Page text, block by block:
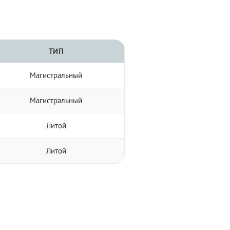
ТИП
Магистральный
Магистральный
Литой
Литой